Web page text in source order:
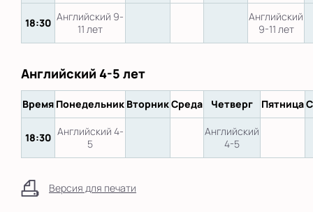
18:30 Английский 9-
11 лет
Английский
9-11 лет
Английский 4-5 лет
Время Понедельник ВторникСреда Четверг Пятница
18:30 Английский 4-
5
Английский
4-5
Версия для печати